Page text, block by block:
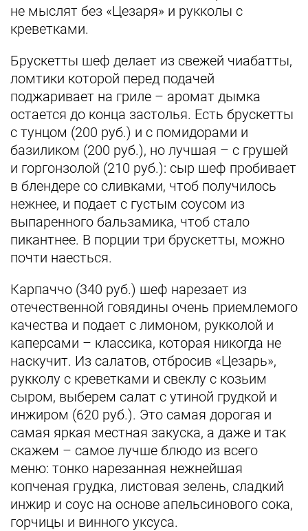
не мыслят без «Цезаря» и рукколы с
креветками.
Брускетты шеф делает из свежей чиабатты,
ломтики которой перед подачей
поджаривает на гриле – аромат дымка
остается до конца застолья. Есть брускетты
с тунцом (200 руб.) и с помидорами и
базиликом (200 руб.), но лучшая – с грушей
и горгонзолой (210 руб.): сыр шеф пробивает
в блендере со сливками, чтоб получилось
нежнее, и подает с густым соусом из
выпаренного бальзамика, чтоб стало
пикантнее. В порции три брускетты, можно
почти наесться.
Карпаччо (340 руб.) шеф нарезает из
отечественной говядины очень приемлемого
качества и подает с лимоном, рукколой и
каперсами – классика, которая никогда не
наскучит. Из салатов, отбросив «Цезарь»,
рукколу с креветками и свеклу с козьим
сыром, выберем салат с утиной грудкой и
инжиром (620 руб.). Это самая дорогая и
самая яркая местная закуска, а даже и так
скажем – самое лучше блюдо из всего
меню: тонко нарезанная нежнейшая
копченая грудка, листовая зелень, сладкий
инжир и соус на основе апельсинового сока,
горчицы и винного уксуса.